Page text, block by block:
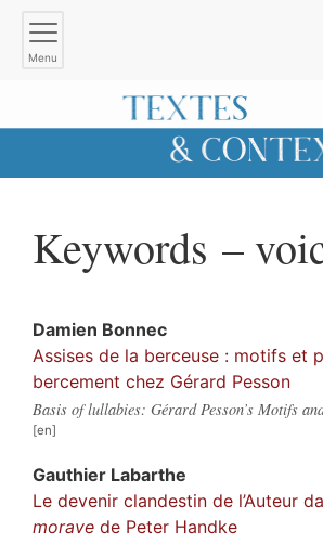
Menu
Keywords –
Damien Bonnec
Assises de la berceuse : motifs et
bercement chez Gérard Pesson
Basis of lullabies: Gérard Pesson’s Motifs
Gauthier Labarthe
Le devenir clandestin de l’Auteur
morave de Peter Handke